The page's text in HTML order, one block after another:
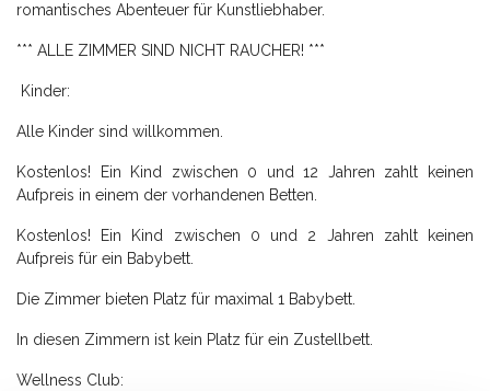
romantisches Abenteuer für Kunstliebhaber.
*** ALLE ZIMMER SIND NICHT RAUCHER! ***
Kinder:
Alle Kinder sind willkommen.
Kostenlos! Ein Kind zwischen 0 und 12 Jahren zahlt keinen
Aufpreis in einem der vorhandenen Betten.
Kostenlos! Ein Kind zwischen 0 und 2 Jahren zahlt keinen
Aufpreis für ein Babybett.
Die Zimmer bieten Platz für maximal 1 Babybett.
In diesen Zimmern ist kein Platz für ein Zustellbett.
Wellness Club: